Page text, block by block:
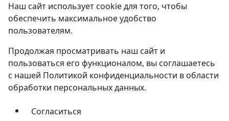
Наш сайт использует cookie для того, чтобы
обеспечить максимальное удобство
пользователям.
Продолжая просматривать наш сайт и
пользоваться его функционалом, вы соглашаетесь
с нашей Политикой конфиденциальности в области
обработки персональных данных.
Согласиться